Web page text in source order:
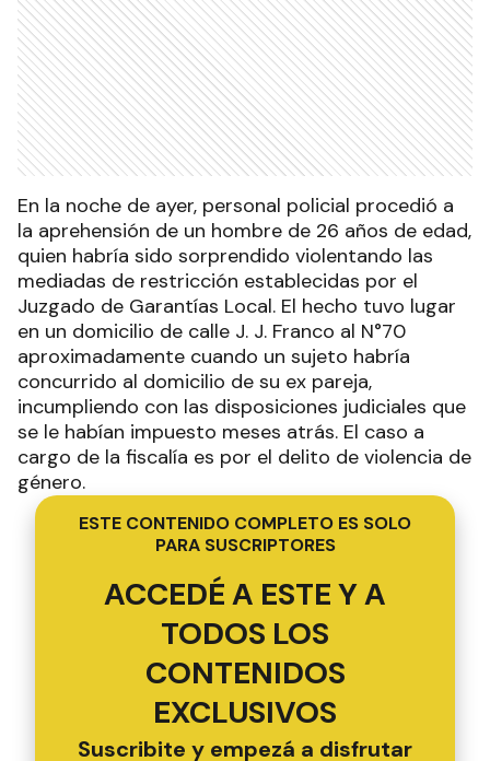
En la noche de ayer, personal policial procedió a
la aprehensión de un hombre de 26 años de edad,
quien habría sido sorprendido violentando las
mediadas de restricción establecidas por el
Juzgado de Garantías Local. El hecho tuvo lugar
en un domicilio de calle J. J. Franco al N°70
aproximadamente cuando un sujeto habría
concurrido al domicilio de su ex pareja,
incumpliendo con las disposiciones judiciales que
se le habían impuesto meses atrás. El caso a
cargo de la fiscalía es por el delito de violencia de
género.
ESTE CONTENIDO COMPLETO ES SOLO
PARA SUSCRIPTORES
ACCEDÉ A ESTE Y A
TODOS LOS
CONTENIDOS
EXCLUSIVOS
Suscribite y empezá a disfrutar